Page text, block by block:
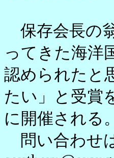
保存会長の
ってきた海洋
認められたと
たい」と受賞
に開催される
問い合わせ